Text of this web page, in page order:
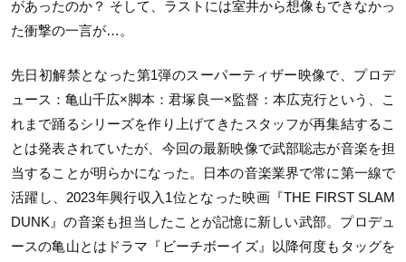
があったのか？ そして、ラストには室井から想像もできなかっ
た衝撃の一言が…。
先日初解禁となった第1弾のスーパーティザー映像で、プロデ
ュース：亀山千広×脚本：君塚良一×監督：本広克行という、こ
れまで踊るシリーズを作り上げてきたスタッフが再集結するこ
とは発表されていたが、今回の最新映像で武部聡志が音楽を担
当することが明らかになった。日本の音楽業界で常に第一線で
活躍し、2023年興行収入1位となった映画『THE FIRST SLAM
DUNK』の音楽も担当したことが記憶に新しい武部。プロデュ
ースの亀山とはドラマ『ビーチボーイズ』以降何度もタッグを